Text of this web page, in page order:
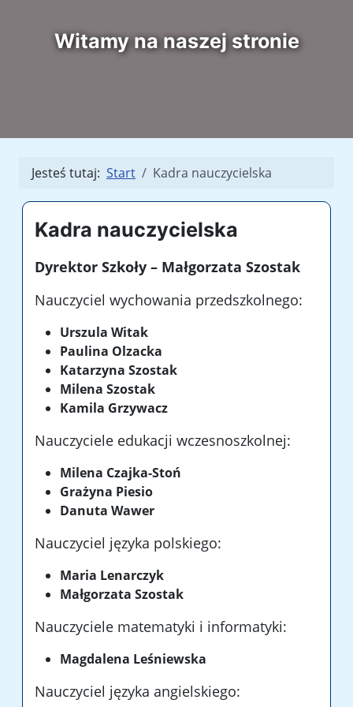
Witamy na naszej stronie
Jesteś tutaj: Start Kadra nauczycielska
Kadra nauczycielska
Dyrektor Szkoły – Małgorzata Szostak
Nauczyciel wychowania przedszkolnego:
Urszula Witak
Paulina Olzacka
Katarzyna Szostak
Milena Szostak
Kamila Grzywacz
Nauczyciele edukacji wczesnoszkolnej:
Milena Czajka-Stoń
Grażyna Piesio
Danuta Wawer
Nauczyciel języka polskiego:
Maria Lenarczyk
Małgorzata Szostak
Nauczyciele matematyki i informatyki:
Magdalena Leśniewska
Nauczyciel języka angielskiego: